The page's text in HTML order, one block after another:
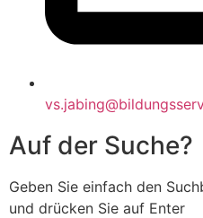
Auf der Suche?
Geben Sie einfach den
und drücken Sie auf Enter